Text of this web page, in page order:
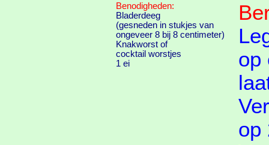
Benodigheden:
Bladerdeeg
(gesneden in stukjes van
ongeveer 8 bij 8 centimeter)
Knakworst of
cocktail worstjes
1 ei
op
op